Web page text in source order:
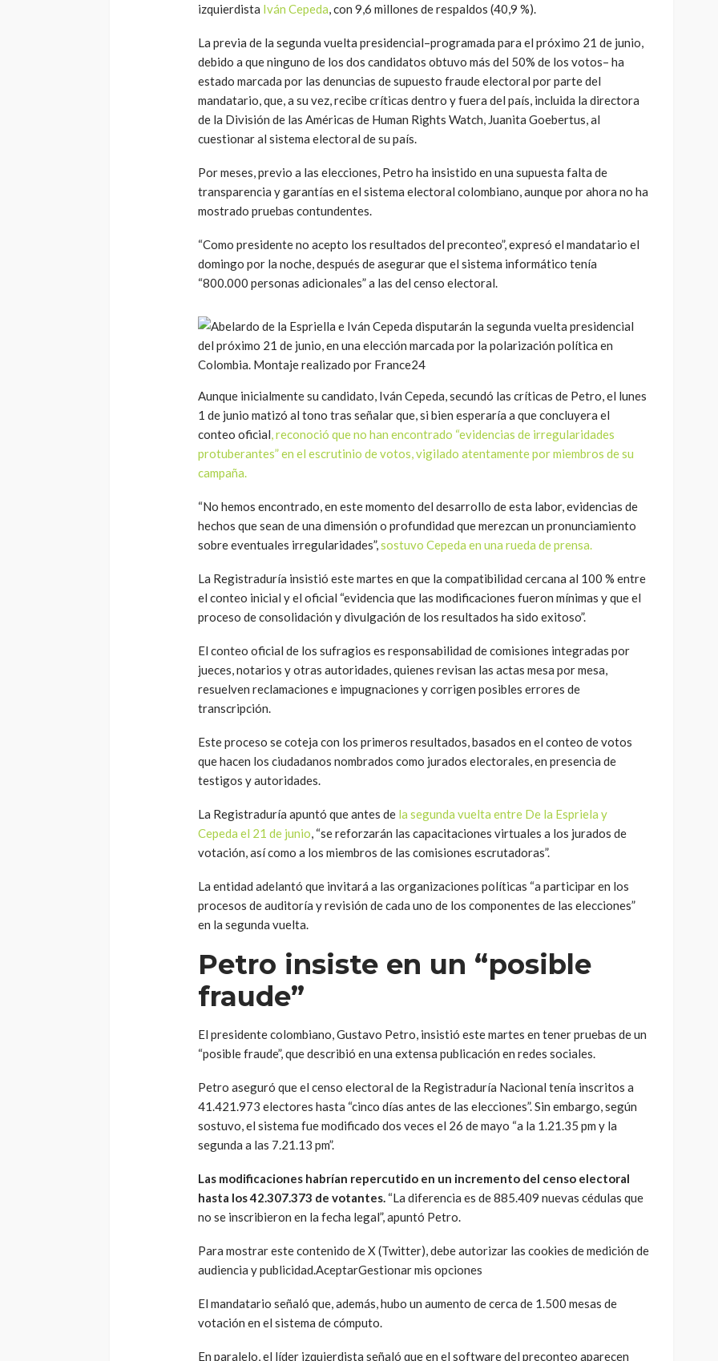
izquierdista Iván Cepeda, con 9,6 millones de respaldos (40,9 %).
La previa de la segunda vuelta presidencial–programada para el próximo 21 de junio,
debido a que ninguno de los dos candidatos obtuvo más del 50% de los votos– ha
estado marcada por las denuncias de supuesto fraude electoral por parte del
mandatario, que, a su vez, recibe críticas dentro y fuera del país, incluida la directora
de la División de las Américas de Human Rights Watch, Juanita Goebertus, al
cuestionar al sistema electoral de su país.
Por meses, previo a las elecciones, Petro ha insistido en una supuesta falta de
transparencia y garantías en el sistema electoral colombiano, aunque por ahora no ha
mostrado pruebas contundentes.
“Como presidente no acepto los resultados del preconteo”, expresó el mandatario el
domingo por la noche, después de asegurar que el sistema informático tenía
“800.000 personas adicionales” a las del censo electoral.
Aunque inicialmente su candidato, Iván Cepeda, secundó las críticas de Petro, el lunes
1 de junio matizó al tono tras señalar que, si bien esperaría a que concluyera el
conteo oficial, reconoció que no han encontrado “evidencias de irregularidades
protuberantes” en el escrutinio de votos, vigilado atentamente por miembros de su
campaña.
“No hemos encontrado, en este momento del desarrollo de esta labor, evidencias de
hechos que sean de una dimensión o profundidad que merezcan un pronunciamiento
sobre eventuales irregularidades”,sostuvo Cepeda en una rueda de prensa.
La Registraduría insistió este martes en que la compatibilidad cercana al 100 % entre
el conteo inicial y el oficial “evidencia que las modificaciones fueron mínimas y que el
proceso de consolidación y divulgación de los resultados ha sido exitoso”.
El conteo oficial de los sufragios es responsabilidad de comisiones integradas por
jueces, notarios y otras autoridades, quienes revisan las actas mesa por mesa,
resuelven reclamaciones e impugnaciones y corrigen posibles errores de
transcripción.
Este proceso se coteja con los primeros resultados, basados en el conteo de votos
que hacen los ciudadanos nombrados como jurados electorales, en presencia de
testigos y autoridades.
La Registraduría apuntó que antes de la segunda vuelta entre De la Espriela y
Cepeda el 21 de junio, “se reforzarán las capacitaciones virtuales a los jurados de
votación, así como a los miembros de las comisiones escrutadoras”.
La entidad adelantó que invitará a las organizaciones políticas “a participar en los
procesos de auditoría y revisión de cada uno de los componentes de las elecciones”
en la segunda vuelta.
Petro insiste en un “posible
fraude”
El presidente colombiano, Gustavo Petro, insistió este martes en tener pruebas de un
“posible fraude”, que describió en una extensa publicación en redes sociales.
Petro aseguró que el censo electoral de la Registraduría Nacional tenía inscritos a
41.421.973 electores hasta “cinco días antes de las elecciones”. Sin embargo, según
sostuvo, el sistema fue modificado dos veces el 26 de mayo “a la 1.21.35 pm y la
segunda a las 7.21.13 pm”.
Las modificaciones habrían repercutido en un incremento del censo electoral
hasta los 42.307.373 de votantes. “La diferencia es de 885.409 nuevas cédulas que
no se inscribieron en la fecha legal”, apuntó Petro.
Para mostrar este contenido de X (Twitter), debe autorizar las cookies de medición de
audiencia y publicidad.AceptarGestionar mis opciones
El mandatario señaló que, además, hubo un aumento de cerca de 1.500 mesas de
votación en el sistema de cómputo.
En paralelo, el líder izquierdista señaló que en el software del preconteo aparecen